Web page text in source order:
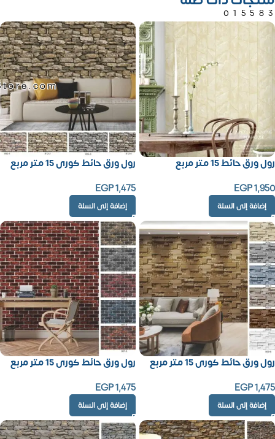
رول ورق حائط 15 متر مربع
EGP1,950
إضافة إلى السلة
رول ورق حائط كورى 15 متر مربع
EGP1,475
إضافة إلى السلة
رول ورق حائط كورى 15 متر مربع
EGP1,475
إضافة إلى السلة
رول ورق حائط كورى 15 متر مربع
EGP1,475
إضافة إلى السلة